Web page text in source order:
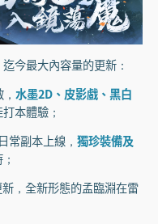
今最大內容量的更新：
水墨2D、皮影戲、黑白
本體驗；
副本上線， 獨珍裝備及
全新形態的孟臨淵在雷